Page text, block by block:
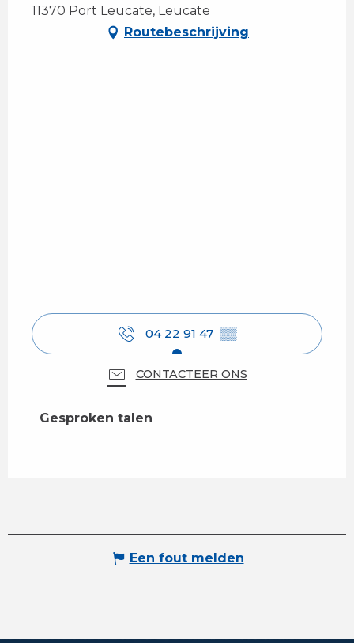
11370 Port Leucate, Leucate
Routebeschrijving
04 22 91 47 ▒▒
CONTACTEER ONS
Gesproken talen
Gesproken talen
Een fout melden